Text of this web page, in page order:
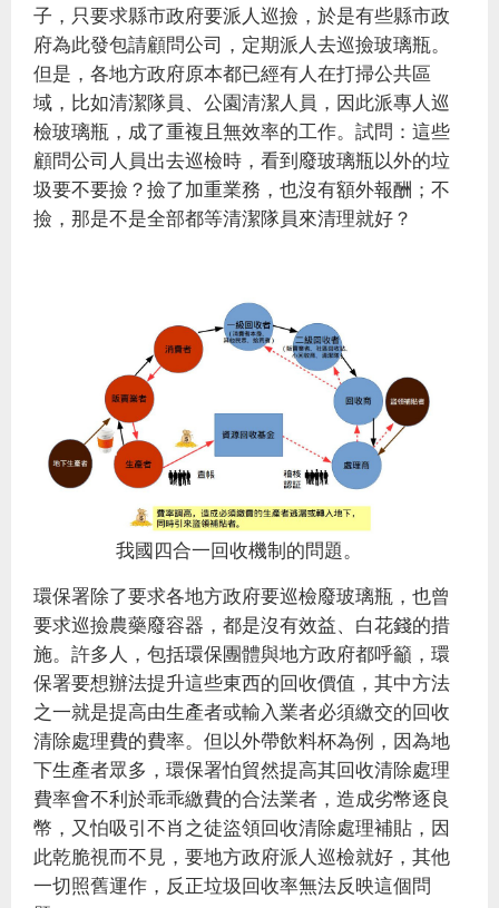
子，只要求縣市政府要派人巡撿，於是有些縣市政
府為此發包請顧問公司，定期派人去巡撿玻璃瓶。
但是，各地方政府原本都已經有人在打掃公共區
域，比如清潔隊員、公園清潔人員，因此派專人巡
檢玻璃瓶，成了重複且無效率的工作。試問：這些
顧問公司人員出去巡檢時，看到廢玻璃瓶以外的垃
圾要不要撿？撿了加重業務，也沒有額外報酬；不
撿，那是不是全部都等清潔隊員來清理就好？
我國四合一回收機制的問題。
環保署除了要求各地方政府要巡檢廢玻璃瓶，也曾
要求巡撿農藥廢容器，都是沒有效益、白花錢的措
施。許多人，包括環保團體與地方政府都呼籲，環
保署要想辦法提升這些東西的回收價值，其中方法
之一就是提高由生產者或輸入業者必須繳交的回收
清除處理費的費率。但以外帶飲料杯為例，因為地
下生產者眾多，環保署怕貿然提高其回收清除處理
費率會不利於乖乖繳費的合法業者，造成劣幣逐良
幣，又怕吸引不肖之徒盜領回收清除處理補貼，因
此乾脆視而不見，要地方政府派人巡檢就好，其他
一切照舊運作，反正垃圾回收率無法反映這個問